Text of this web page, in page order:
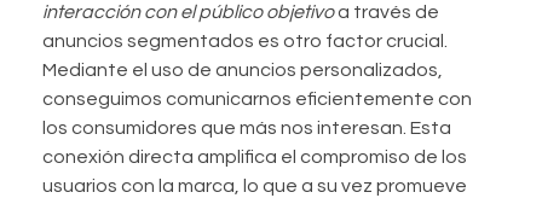
interacción con el público objetivoa través de
anuncios segmentados es otro factor crucial.
Mediante el uso de anuncios personalizados,
conseguimos comunicarnos eficientemente con
los consumidores que más nos interesan. Esta
conexión directa amplifica el compromiso de los
usuarios con la marca, lo que a su vez promueve